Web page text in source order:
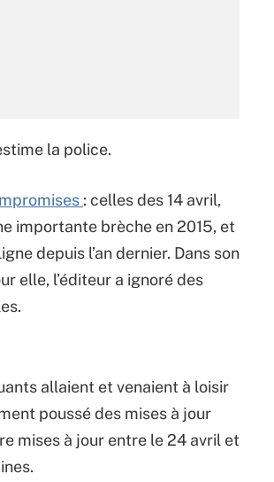
la police.
: celles des 14 avril,
importante brèche en 2015, et
depuis l’an dernier. Dans son
elle, l’éditeur a ignoré des
allaient et venaient à loisir
poussé des mises à jour
mises à jour entre le 24 avril et